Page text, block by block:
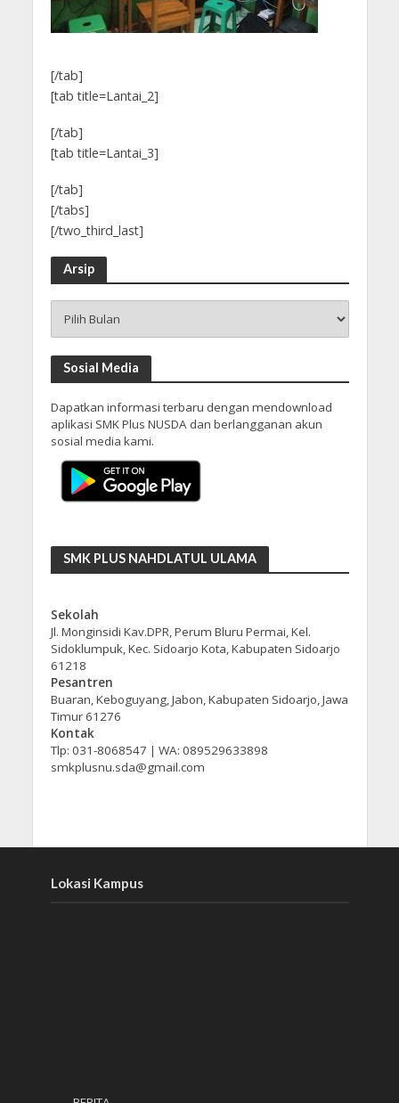
[/tab]
[tab title=Lantai_2]
[/tab]
[tab title=Lantai_3]
[/tab]
[/tabs]
[/two_third_last]
Arsip
Sosial Media
Dapatkan informasi terbaru dengan mendownload
aplikasi SMK Plus NUSDA dan berlangganan akun
sosial media kami.
SMK PLUS NAHDLATUL ULAMA
Sekolah
Jl. Monginsidi Kav.DPR, Perum Bluru Permai, Kel.
Sidoklumpuk, Kec. Sidoarjo Kota, Kabupaten Sidoarjo
61218
Pesantren
Buaran, Keboguyang, Jabon, Kabupaten Sidoarjo, Jawa
Timur 61276
Kontak
Tlp: 031-8068547 | WA: 089529633898
smkplusnu.sda@gmail.com
Lokasi Kampus